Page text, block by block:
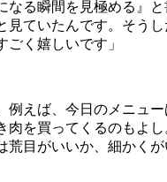
る瞬間を見極める』
ていたんです。そう
く嬉しいです」
えば、今日のメニュ
を買ってくるのもよ
目がいいか、細かく